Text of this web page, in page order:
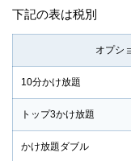
下記の表は税別
オプシ
10分かけ放題
トップ3かけ放題
かけ放題ダブル